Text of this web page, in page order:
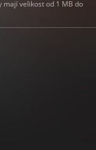
mají velikost od 1 MB do